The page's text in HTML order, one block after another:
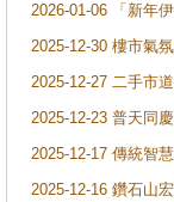
2026-01-06 「新年
2025-12-30 樓市氣
2025-12-27 二手市
2025-12-23 普天同
2025-12-17 傳統智
2025-12-16 鑽石山